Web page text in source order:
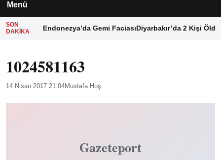
Menü
SON
DAKIKA
Endonezya’da Gemi FaciasıDiyarbakır’da 2 Kişi Öldü
1024581163
14 Nisan 2017 21:04Mustafa Hoş
Gazeteport